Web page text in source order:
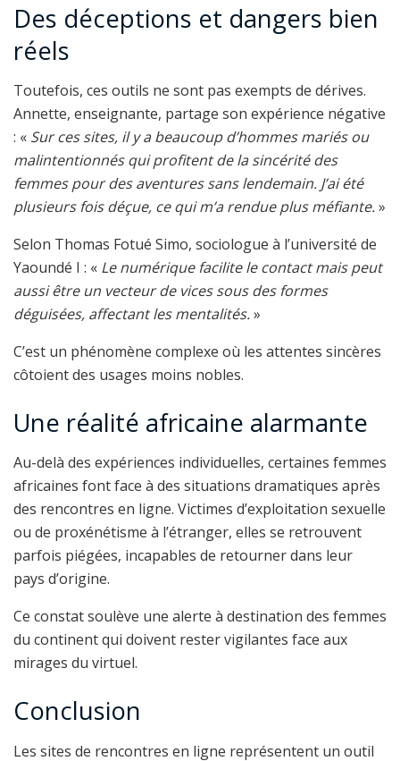
Des déceptions et dangers bien
réels
Toutefois, ces outils ne sont pas exempts de dérives.
Annette, enseignante, partage son expérience négative
: « Sur ces sites, il y a beaucoup d’hommes mariés ou
malintentionnés qui profitent de la sincérité des
femmes pour des aventures sans lendemain. J’ai été
plusieurs fois déçue, ce qui m’a rendue plus méfiante.»
Selon Thomas Fotué Simo, sociologue à l’université de
Yaoundé I : « Le numérique facilite le contact mais peut
aussi être un vecteur de vices sous des formes
déguisées, affectant les mentalités.»
C’est un phénomène complexe où les attentes sincères
côtoient des usages moins nobles.
Une réalité africaine alarmante
Au-delà des expériences individuelles, certaines femmes
africaines font face à des situations dramatiques après
des rencontres en ligne. Victimes d’exploitation sexuelle
ou de proxénétisme à l’étranger, elles se retrouvent
parfois piégées, incapables de retourner dans leur
pays d’origine.
Ce constat soulève une alerte à destination des femmes
du continent qui doivent rester vigilantes face aux
mirages du virtuel.
Conclusion
Les sites de rencontres en ligne représentent un outil